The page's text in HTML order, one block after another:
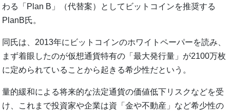
わる「Plan B」（代替案）としてビットコインを推奨する
PlanB氏。
同氏は、2013年にビットコインのホワイトペーパーを読み、
まず着眼したのが仮想通貨特有の「最大発行量」が2100万枚
に定められていることから起きる希少性だという。
量的緩和による将来的な法定通貨の価値低下リスクなどを受
け、これまで投資家や企業は資「金や不動産」など希少性の